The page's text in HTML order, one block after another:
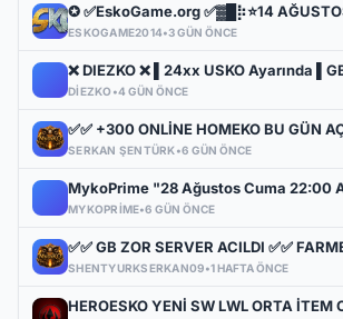
ESKOGAME2014•3 GÜN ÖNCE
DIEZKO •4 GÜN ÖNCE
SERKAN ŞENTÜRK •6 GÜN ÖNCE
MYKOPRIME•6 GÜN ÖNCE
SHENTYURKSERKAN09•1 HAFTA ÖNCE